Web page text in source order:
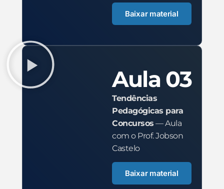
Baixar material
Aula 03
Tendências
Pedagógicas para
Concursos — Aula
com o Prof. Jobson
Castelo
Baixar material